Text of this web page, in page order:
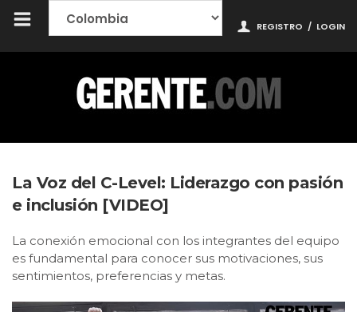
REGISTRO / LOGIN
La Voz del C-Level: Liderazgo con pasión
e inclusión [VIDEO]
La conexión emocional con los integrantes del equipo
es fundamental para conocer sus motivaciones, sus
sentimientos, preferencias y metas.